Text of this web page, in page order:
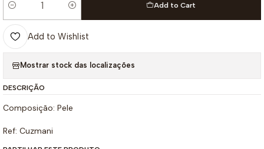
Quantity
Add to Cart
Add to Wishlist
Mostrar stock das localizações
DESCRIÇÃO
Composição: Pele
Ref: Cuzmani